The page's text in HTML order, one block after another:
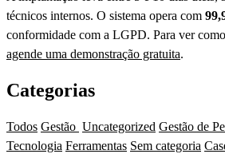
técnicos internos. O sistema opera com
conformidade com a LGPD. Para ver
agende uma demonstração gratuita.
Categorias
Todos Gestão Uncategorized Gestão de
Tecnologia Ferramentas Sem categoria